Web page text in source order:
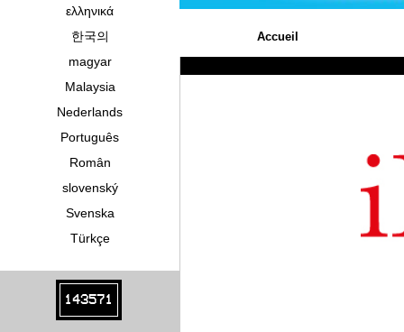
ελληνικά
한국의
magyar
Malaysia
Nederlands
Português
Român
slovenský
Svenska
Türkçe
143571
Accueil